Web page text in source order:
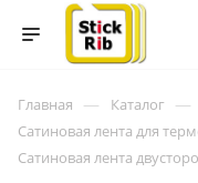
Главная — Каталог —
Сатиновая лента для
Сатиновая лента